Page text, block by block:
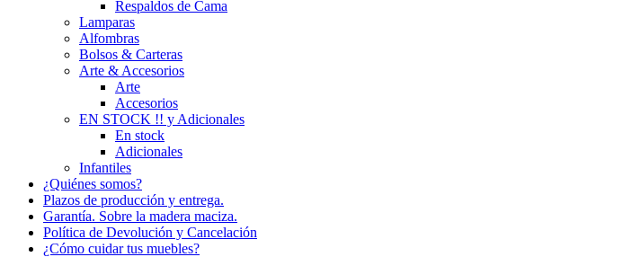
Respaldos de Cama
Lamparas
Alfombras
Bolsos & Carteras
Arte & Accesorios
Arte
Accesorios
EN STOCK !! y Adicionales
En stock
Adicionales
Infantiles
¿Quiénes somos?
Plazos de producción y entrega.
Garantía. Sobre la madera maciza.
Política de Devolución y Cancelación
¿Cómo cuidar tus muebles?